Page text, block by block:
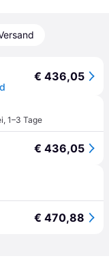
€ 436,05
, 1–3 Tage
€ 436,05
€ 470,88